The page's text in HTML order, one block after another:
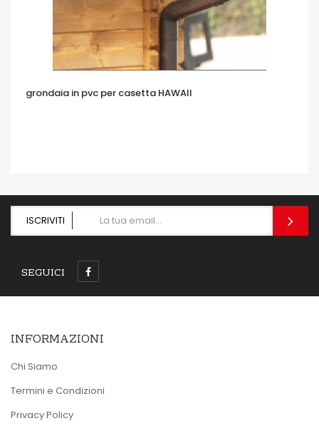
grondaia in pvc per casetta HAWAII
ISCRIVITI
SEGUICI
INFORMAZIONI
Chi Siamo
Termini e Condizioni
Privacy Policy